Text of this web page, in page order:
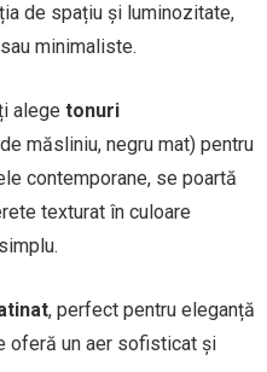
de spațiu și luminozitate,
minimaliste.
alege tonuri
măsliniu, negru mat) pentru
contemporane, se poartă
texturat în culoare
, perfect pentru eleganță
oferă un aer sofisticat și